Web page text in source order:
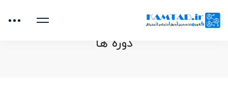
خانه
دوره ها